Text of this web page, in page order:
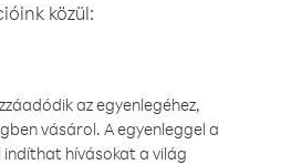
közül:
az egyenlegéhez,
vásárol. A egyenleggel a
hívásokat a világ